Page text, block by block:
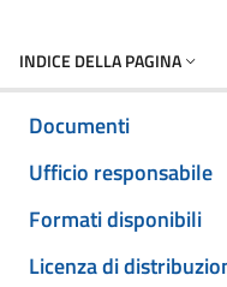
INDICE DELLA PAGINA
Documenti
Ufficio responsabile
Formati disponibili
Licenza di